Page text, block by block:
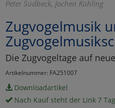
Peter Südbeck, Jochen Kühling
Zugvogelmusik
Die Zugvogeltage auf
Artikelnummer: FA251007
Downloadartikel
Nach Kauf steht der Link 7
Umfragetools
Cookies